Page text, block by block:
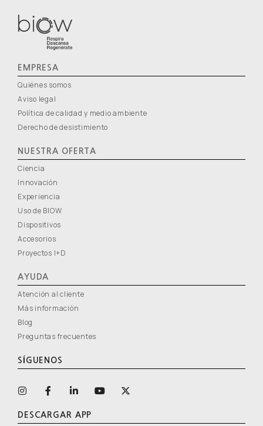
EMPRESA
Quiénes somos
Aviso legal
Política de calidad y medio ambiente
Derecho de desistimiento
NUESTRA OFERTA
Ciencia
Innovación
Experiencia
Uso de BIOW
Dispositivos
Accesorios
Proyectos I+D
AYUDA
Atención al cliente
Más información
Blog
Preguntas frecuentes
SÍGUENOS
DESCARGAR APP